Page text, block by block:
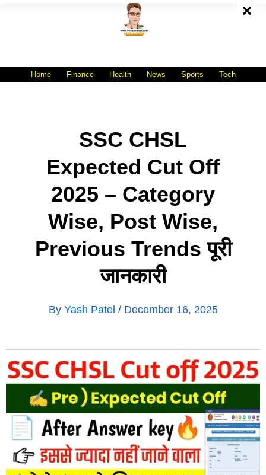
Home Finance Health News Sports Tech
SSC CHSL
Expected Cut Off
2025 – Category
Wise, Post Wise,
Previous Trends पूरी
जानकारी
By Yash Patel / December 16, 2025